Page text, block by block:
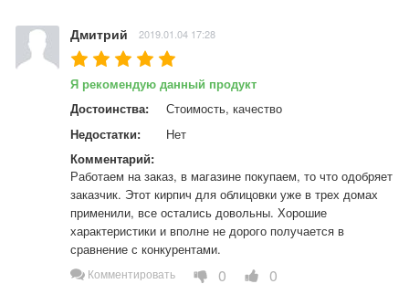
Дмитрий 2019.01.04 17:28
Я рекомендую данный продукт
Достоинства:
Стоимость, качество
Недостатки:
Нет
Комментарий:
Работаем на заказ, в магазине покупаем, то что одобряет
заказчик. Этот кирпич для облицовки уже в трех домах
применили, все остались довольны. Хорошие
характеристики и вполне не дорого получается в
сравнение с конкурентами.
Комментировать 0 0